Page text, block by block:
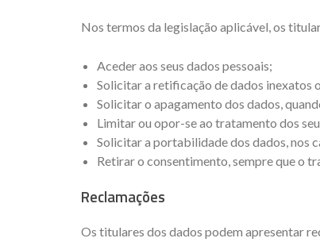
Nos termos da legislação aplicável, os
Aceder aos seus dados pessoais;
Solicitar a retificação de dados inexatos
Solicitar o apagamento dos dados,
Limitar ou opor-se ao tratamento dos
Solicitar a portabilidade dos dados, nos
Retirar o consentimento, sempre que o
Reclamações
Os titulares dos dados podem apresentar